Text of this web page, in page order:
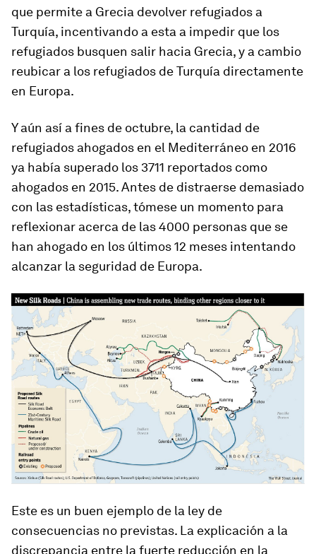
que permite a Grecia devolver refugiados a
Turquía, incentivando a esta a impedir que los
refugiados busquen salir hacia Grecia, y a cambio
reubicar a los refugiados de Turquía directamente
en Europa.
Y aún así a fines de octubre, la cantidad de
refugiados ahogados en el Mediterráneo en 2016
ya había superado los 3711 reportados como
ahogados en 2015. Antes de distraerse demasiado
con las estadísticas, tómese un momento para
reflexionar acerca de las 4000 personas que se
han ahogado en los últimos 12 meses intentando
alcanzar la seguridad de Europa.
Este es un buen ejemplo de la ley de
consecuencias no previstas. La explicación a la
discrepancia entre la fuerte reducción en la